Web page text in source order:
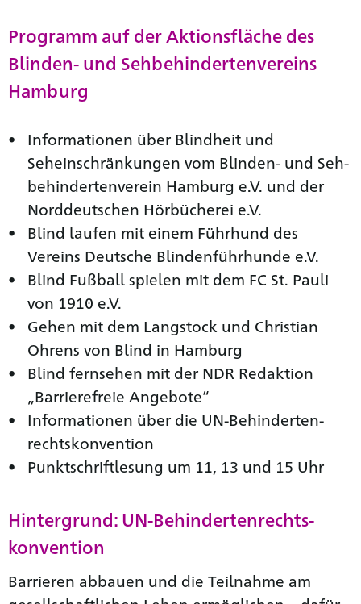
Programm auf der Aktionsfläche des
Blinden- und Sehbehindertenvereins
Hamburg
Informationen über Blindheit und
Seheinschränkungen vom Blinden- und Seh­
behinderten­verein Hamburg e.V. und der
Norddeutschen Hör­bücherei e.V.
Blind laufen mit einem Führhund des
Vereins Deutsche Blinden­führhunde e.V.
Blind Fußball spielen mit dem FC St. Pauli
von 1910 e.V.
Gehen mit dem Langstock und Christian
Ohrens von Blind in Hamburg
Blind fernsehen mit der NDR Redaktion
„Barrierefreie Angebote“
Informationen über die UN-Behinderten­
rechts­konvention
Punktschriftlesung um 11, 13 und 15 Uhr
Hintergrund: UN-Behinderten­rechts­
konvention
Barrieren abbauen und die Teilnahme am